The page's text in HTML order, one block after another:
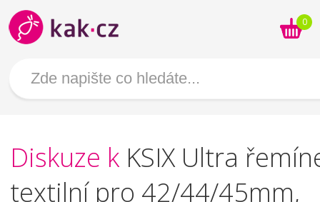
0
Diskuze k KSIX Ultra
textilní pro 42/44/45mm,